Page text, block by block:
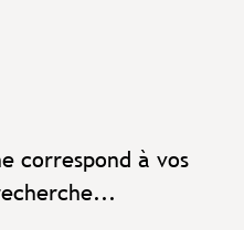
correspond à vos